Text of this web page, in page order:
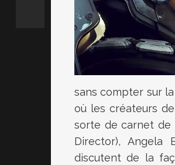
sans compter sur
où les créateurs
sorte de carnet de
Director), Angela
discutent de la